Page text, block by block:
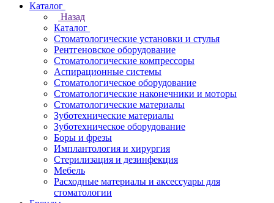
Каталог
Назад
Каталог
Стоматологические установки и стулья
Рентгеновское оборудование
Стоматологические компрессоры
Аспирационные системы
Стоматологическое оборудование
Стоматологические наконечники и моторы
Стоматологические материалы
Зуботехнические материалы
Зуботехническое оборудование
Боры и фрезы
Имплантология и хирургия
Стерилизация и дезинфекция
Мебель
Расходные материалы и аксессуары для
стоматологии